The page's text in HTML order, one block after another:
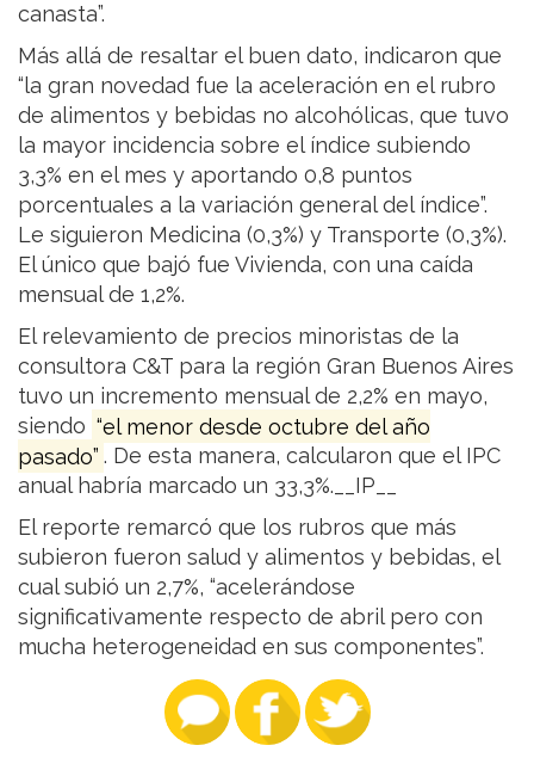
canasta”.
Más allá de resaltar el buen dato, indicaron que
“la gran novedad fue la aceleración en el rubro
de alimentos y bebidas no alcohólicas, que tuvo
la mayor incidencia sobre el índice subiendo
3,3% en el mes y aportando 0,8 puntos
porcentuales a la variación general del índice”.
Le siguieron Medicina (0,3%) y Transporte (0,3%).
El único que bajó fue Vivienda, con una caída
mensual de 1,2%.
El relevamiento de precios minoristas de la
consultora C&T para la región Gran Buenos Aires
tuvo un incremento mensual de 2,2% en mayo,
siendo “el menor desde octubre del año
pasado” . De esta manera, calcularon que el IPC
anual habría marcado un 33,3%.__IP__
El reporte remarcó que los rubros que más
subieron fueron salud y alimentos y bebidas, el
cual subió un 2,7%, “acelerándose
significativamente respecto de abril pero con
mucha heterogeneidad en sus componentes”.